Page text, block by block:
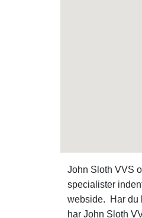
John Sloth VVS
specialister
webside. Har du
har John Sloth